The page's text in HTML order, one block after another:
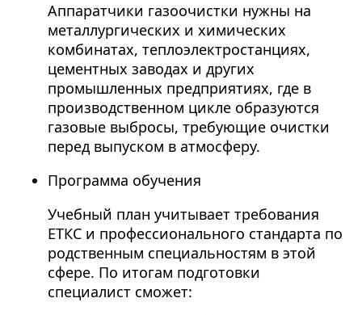
Аппаратчики газоочистки нужны на
металлургических и химических
комбинатах, теплоэлектростанциях,
цементных заводах и других
промышленных предприятиях, где в
производственном цикле образуются
газовые выбросы, требующие очистки
перед выпуском в атмосферу.
Программа обучения
Учебный план учитывает требования
ЕТКС и профессионального стандарта по
родственным специальностям в этой
сфере. По итогам подготовки
специалист сможет: